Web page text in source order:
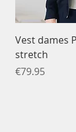
Vest dames
stretch
Price
€79.95